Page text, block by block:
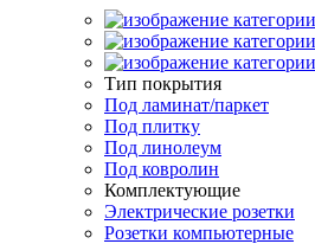
Тип покрытия
Под ламинат/паркет
Под плитку
Под линолеум
Под ковролин
Комплектующие
Электрические розетки
Розетки компьютерные